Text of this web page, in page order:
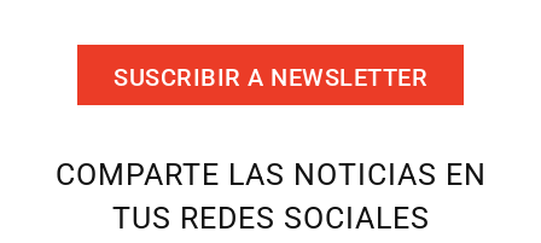
SUSCRIBIR A NEWSLETTER
COMPARTE LAS NOTICIAS EN
TUS REDES SOCIALES